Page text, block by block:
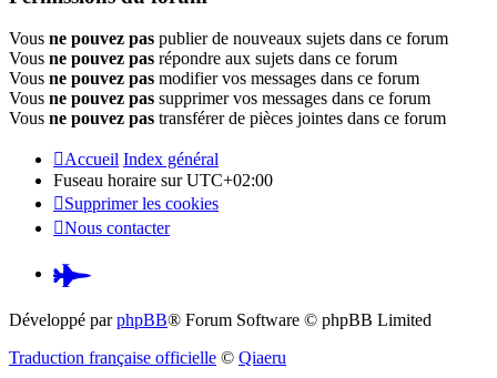
Vous ne pouvez pas publier de nouveaux sujets dans ce forum
Vous ne pouvez pas répondre aux sujets dans ce forum
Vous ne pouvez pas modifier vos messages dans ce forum
Vous ne pouvez pas supprimer vos messages dans ce forum
Vous ne pouvez pas transférer de pièces jointes dans ce forum
Accueil Index général
Fuseau horaire surUTC+02:00
Supprimer les cookies
Nous contacter
Pardus.at
(S’ouvre
Développé parphpBB® Forum Software © phpBB Limited
Traduction française officielle © Qiaeru